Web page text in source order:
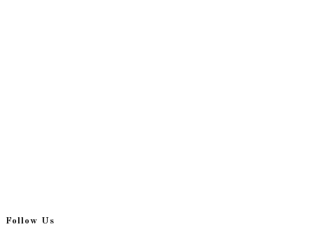
Follow Us